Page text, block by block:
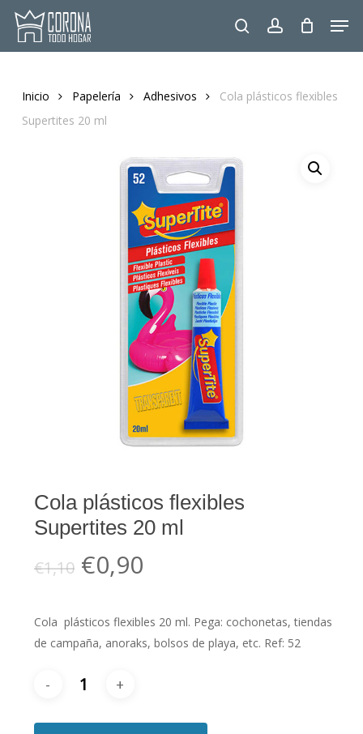
Skip
main
searchaccount
Inicio Papelería Adhesivos
Cola plásticos flexibles
Supertites 20 ml
Cola plásticos flexibles
Supertites 20 ml
€1,10 El
precio
original
era:
€0,90El
actual
es:
€0,90.
Cola plásticos flexibles 20 ml. Pega: cochonetas, tiendas
de campaña, anoraks, bolsos de playa, etc. Ref: 52